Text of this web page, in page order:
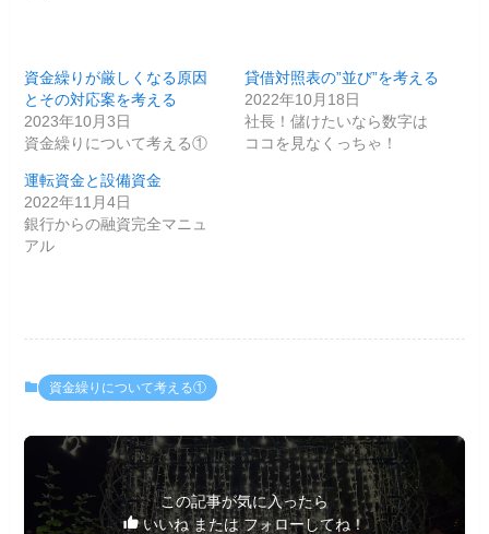
資金繰りが厳しくなる原因
とその対応案を考える
2023年10月3日
資金繰りについて考える①
貸借対照表の”並び”を考える
2022年10月18日
社長！儲けたいなら数字は
ココを見なくっちゃ！
運転資金と設備資金
2022年11月4日
銀行からの融資完全マニュ
アル
資金繰りについて考える①
この記事が気に入ったら
いいね または フォローしてね！